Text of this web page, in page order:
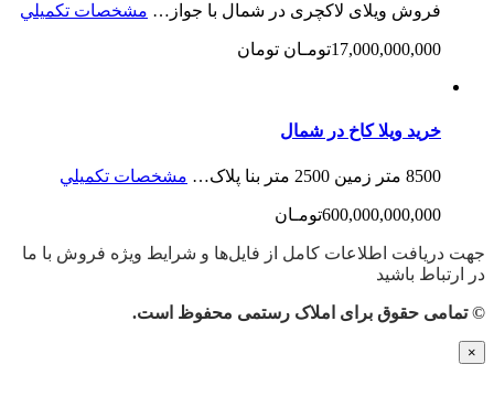
فروش ویلای لاکچری در شمال با جواز… مشخصات تكميلي
17,000,000,000تومـان تومان
خرید ویلا کاخ در شمال
8500 متر زمین 2500 متر بنا پلاک… مشخصات تكميلي
600,000,000,000تومـان
جهت دریافت اطلاعات کامل از فایل‌ها و شرایط ویژه فروش با ما
در ارتباط باشید
© تمامی حقوق برای املاک رستمی محفوظ است.
×